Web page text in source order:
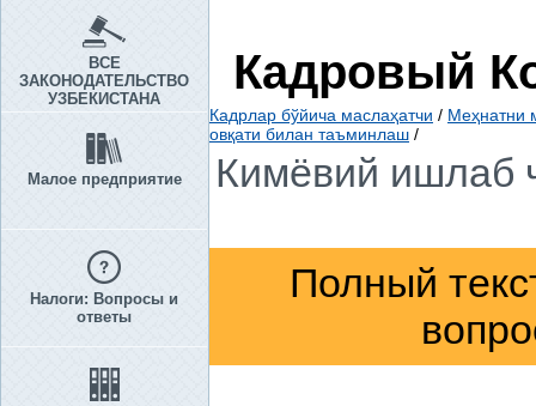
ВСЕ
ЗАКОНОДАТЕЛЬСТВО
УЗБЕКИСТАНА
Малое предприятие
Налоги: Вопросы и
ответы
Кадровый
Кадрлар бўйича маслаҳатчи / Меҳнатни
овқати билан таъминлаш /
Кимёвий ишлаб
Полный